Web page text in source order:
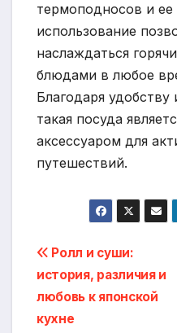
термоподносов и ее
использование
наслаждаться
блюдами в любое
Благодаря
такая посуда
аксессуаром для
путешествий.
Навигация
по
записям
Ролл и суши:
история, различия и
любовь к японской
кухне